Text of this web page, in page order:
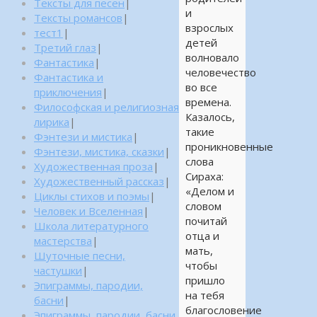
и
взрослых
детей
волновало
человечество
во все
времена.
Казалось,
такие
проникновенные
слова
Сираха:
«Делом и
словом
почитай
отца и
мать,
чтобы
пришло
на тебя
благословение
Тексты для песен |
Тексты романсов |
тест1 |
Третий глаз |
Фантастика |
Фантастика и
приключения |
Философская и религиозная
лирика |
Фэнтези и мистика |
Фэнтези, мистика, сказки |
Художественная проза |
Художественный рассказ |
Циклы стихов и поэмы |
Человек и Вселенная |
Школа литературного
мастерства |
Шуточные песни,
частушки |
Эпиграммы, пародии,
басни |